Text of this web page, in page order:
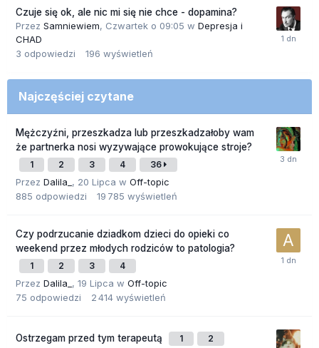
Czuje się ok, ale nic mi się nie chce - dopamina?
Przez Samniewiem, Czwartek o 09:05 w Depresja i
CHAD
3 odpowiedzi 196 wyświetleń
Najczęściej czytane
Mężczyźni, przeszkadza lub przeszkadzałoby wam
że partnerka nosi wyzywające prowokujące stroje?
1 2 3 4 36
Przez Dalila_ , 20 Lipca w Off-topic
885 odpowiedzi 19 785 wyświetleń
Czy podrzucanie dziadkom dzieci do opieki co
weekend przez młodych rodziców to patologia?
1 2 3 4
Przez Dalila_ , 19 Lipca w Off-topic
75 odpowiedzi 2 414 wyświetleń
Ostrzegam przed tym terapeutą 1 2